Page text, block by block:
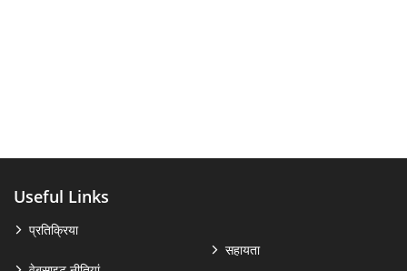
Useful Links
प्रतिक्रिया
सहायता